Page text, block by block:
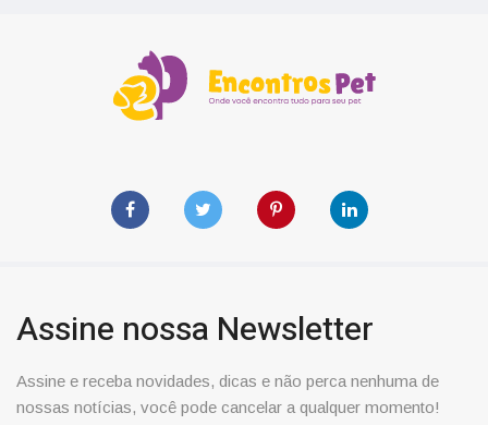
Assine nossa Newsletter
Assine e receba novidades, dicas e não perca nenhuma de
nossas notícias, você pode cancelar a qualquer momento!